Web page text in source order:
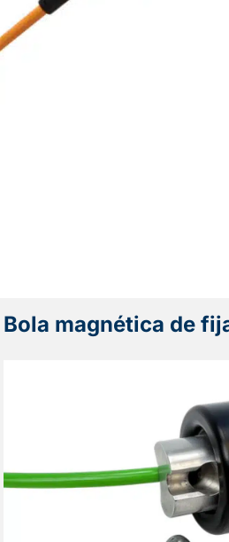
Bola magnética de